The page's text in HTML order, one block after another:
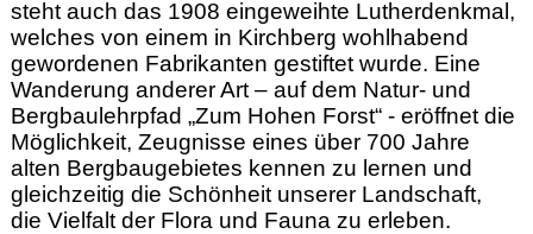
steht auch das 1908 eingeweihte Lutherdenkmal,
welches von einem in Kirchberg wohlhabend
gewordenen Fabrikanten gestiftet wurde. Eine
Wanderung anderer Art – auf dem Natur- und
Bergbaulehrpfad „Zum Hohen Forst“ - eröffnet die
Möglichkeit, Zeugnisse eines über 700 Jahre
alten Bergbaugebietes kennen zu lernen und
gleichzeitig die Schönheit unserer Landschaft,
die Vielfalt der Flora und Fauna zu erleben.